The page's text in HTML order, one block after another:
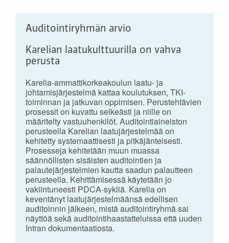
Auditointiryhmän arvio
Karelian laatukulttuurilla on vahva
perusta
Karelia-ammattikorkeakoulun laatu- ja
johtamisjärjestelmä kattaa koulutuksen, TKI-
toiminnan ja jatkuvan oppimisen. Perustehtävien
prosessit on kuvattu selkeästi ja niille on
määritelty vastuuhenkilöt. Auditointiaineiston
perusteella Karelian laatujärjestelmää on
kehitetty systemaattisesti ja pitkäjänteisesti.
Prosesseja kehitetään muun muassa
säännöllisten sisäisten auditointien ja
palautejärjestelmien kautta saadun palautteen
perusteella. Kehittämisessä käytetään jo
vakiintuneesti PDCA-sykliä. Karelia on
keventänyt laatujärjestelmäänsä edellisen
auditoinnin jälkeen, mistä auditointiryhmä sai
näyttöä sekä auditointihaastatteluissa että uuden
Intran dokumentaatiosta.